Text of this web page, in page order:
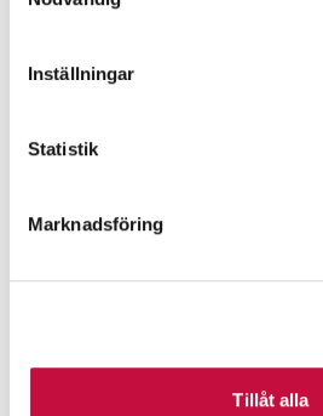
Inställningar
Statistik
Marknadsföring
Tillåt alla